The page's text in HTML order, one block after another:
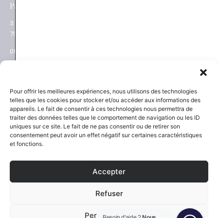
Pour offrir les meilleures expériences, nous utilisons des technologies
telles que les cookies pour stocker et/ou accéder aux informations des
appareils. Le fait de consentir à ces technologies nous permettra de
traiter des données telles que le comportement de navigation ou les ID
uniques sur ce site. Le fait de ne pas consentir ou de retirer son
consentement peut avoir un effet négatif sur certaines caractéristiques
et fonctions.
Accepter
Refuser
Personnaliser
Paris XVII
3 place des Ternes
75017 Paris
01 53 81 69 08
NEWSLETTER
Découvrez les actualités
et les nouveautés
SAVOIR-FAIRE
La Maison
Joaillier négociant
Engagements
Guide des pierres
Guide joaillerie
SERVICES NOUS SUIVRE